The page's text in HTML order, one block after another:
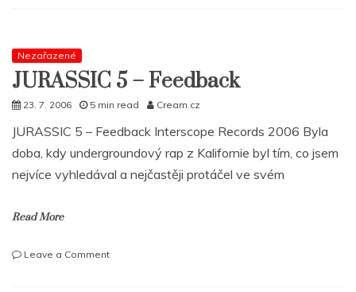
Mixtape
+
nové
RAP
Nezařazené
JURASSIC 5 – Feedback
23. 7. 2006 5 min read Cream.cz
JURASSIC 5 – Feedback Interscope Records 2006 Byla
doba, kdy undergroundový rap z Kalifornie byl tím, co jsem
nejvíce vyhledával a nejčastěji protáčel ve svém
Read More
Leave a Commenton